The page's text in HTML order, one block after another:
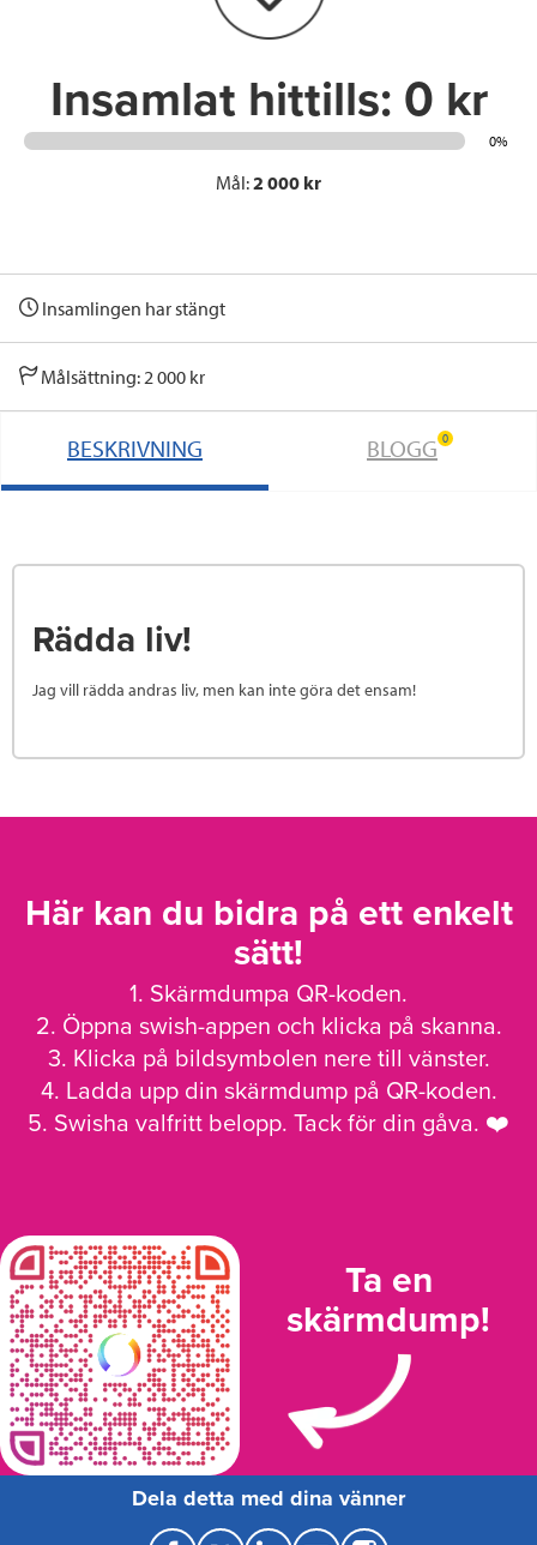
n
Insamlat hittills: 0 kr
0%
Mål:2 000 kr
Insamlingen har stängt
Målsättning: 2 000 kr
BESKRIVNING BLOGG 0
Rädda liv!
Jag vill rädda andras liv, men kan inte göra det ensam!
Här kan du bidra på ett enkelt
sätt!
1. Skärmdumpa QR-koden.
2. Öppna swish-appen och klicka på skanna.
3. Klicka på bildsymbolen nere till vänster.
4. Ladda upp din skärmdump på QR-koden.
5. Swisha valfritt belopp. Tack för din gåva. ❤️
Ta en
skärmdump!
Dela detta med dina vänner